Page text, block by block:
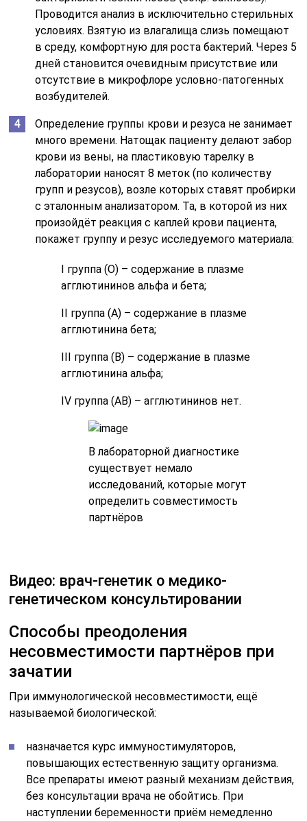
Проводится анализ в исключительно стерильных
условиях. Взятую из влагалища слизь помещают
в среду, комфортную для роста бактерий. Через 5
дней становится очевидным присутствие или
отсутствие в микрофлоре условно-патогенных
возбудителей.
Определение группы крови и резуса не занимает
много времени. Натощак пациенту делают забор
крови из вены, на пластиковую тарелку в
лаборатории наносят 8 меток (по количеству
групп и резусов), возле которых ставят пробирки
с эталонным анализатором. Та, в которой из них
произойдёт реакция с каплей крови пациента,
покажет группу и резус исследуемого материала:
I группа (О) – содержание в плазме
агглютининов альфа и бета;
II группа (А) – содержание в плазме
агглютинина бета;
III группа (В) – содержание в плазме
агглютинина альфа;
IV группа (АВ) – агглютининов нет.
В лабораторной диагностике
существует немало
исследований, которые могут
определить совместимость
партнёров
Видео: врач-генетик о медико-
генетическом консультировании
Способы преодоления
несовместимости партнёров при
зачатии
При иммунологической несовместимости, ещё
называемой биологической:
назначается курс иммуностимуляторов,
повышающих естественную защиту организма.
Все препараты имеют разный механизм действия,
без консультации врача не обойтись. При
наступлении беременности приём немедленно